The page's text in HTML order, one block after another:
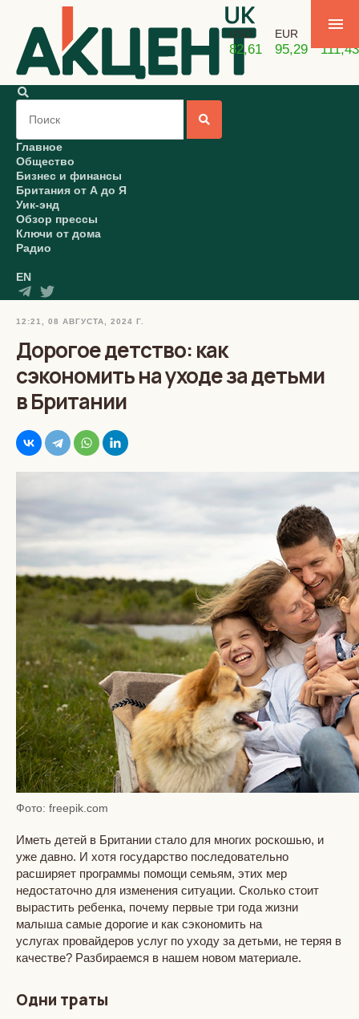
USD
82,61
EUR
95,29 111,43
Главное
Общество
Бизнес и финансы
Британия от А до Я
Уик-энд
Обзор прессы
Ключи от дома
Радио
EN
12:21, 08 АВГУСТА, 2024 Г.
Дорогое детство: как
сэкономить на уходе за детьми
в Британии
Фото: freepik.com
Иметь детей в Британии стало для многих роскошью, и
уже давно. И хотя государство последовательно
расширяет программы помощи семьям, этих мер
недостаточно для изменения ситуации. Сколько стоит
вырастить ребенка, почему первые три года жизни
малыша самые дорогие и как сэкономить на
услугах провайдеров услуг по уходу за детьми, не теряя в
качестве? Разбираемся в нашем новом материале.
Одни траты